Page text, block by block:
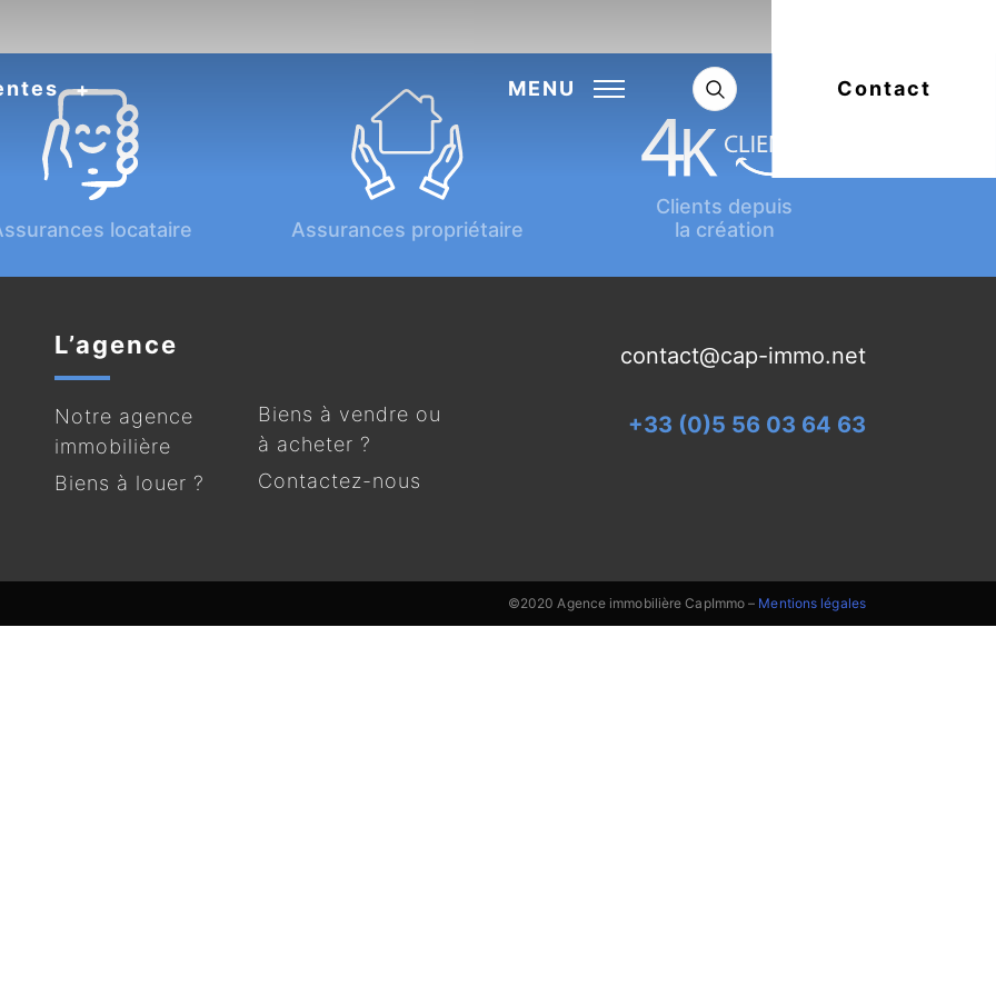
MENU Contact
locataire Assurances propriétaire
Clients depuis
la création
L’agence
Notre agence
immobilière
Biens à louer ?
Biens à vendre ou
à acheter ?
Contactez-nous
contact@cap-immo.net
+33 (0)5 56 03 64 63
©2020 Agence immobilière CapImmo – Mentions légales